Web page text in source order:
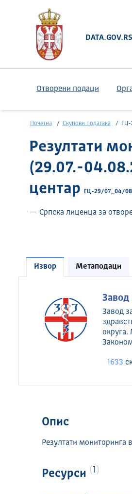
DATA.GOV.RS
Отворени подаци
Почетна Скупови података
Резултати
(29.07.-
центар
ГЦ-29/07_04/
— Српска лиценца за
Извор Метаподаци
Завод
Завод
округа.
1633
Опис
Резултати
Ресурси 1